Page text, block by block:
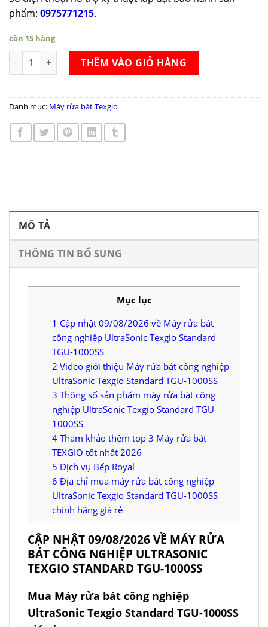
phẩm: 0975771215.
còn 15 hàng
Máy rửa bát công nghiệp UltraSonic Texgio Standard TGU-
THÊM VÀO GIỎ HÀNG
Danh mục: Máy rửa bát Texgio
MÔ TẢ
THÔNG TIN BỔ SUNG
Mục lục
1 Cập nhật 09/08/2026 về Máy rửa bát
công nghiệp UltraSonic Texgio Standard
TGU-1000SS
2 Video giới thiệu Máy rửa bát công nghiệp
UltraSonic Texgio Standard TGU-1000SS
3 Thông số sản phẩm máy rửa bát công
nghiệp UltraSonic Texgio Standard TGU-
1000SS
4 Tham khảo thêm top 3 Máy rửa bát
TEXGIO tốt nhất 2026
5 Dịch vụ Bếp Royal
6 Địa chỉ mua máy rửa bát công nghiệp
UltraSonic Texgio Standard TGU-1000SS
chính hãng giá rẻ
CẬP NHẬT 09/08/2026 VỀ MÁY RỬA
BÁT CÔNG NGHIỆP ULTRASONIC
TEXGIO STANDARD TGU-1000SS
Mua Máy rửa bát công nghiệp
UltraSonic Texgio Standard TGU-1000SS